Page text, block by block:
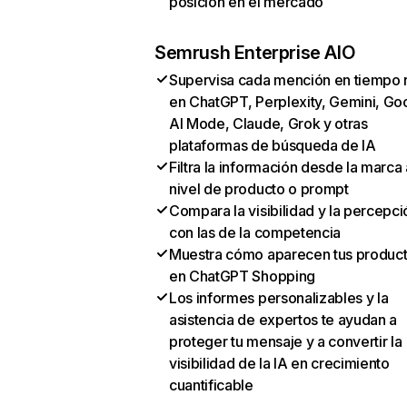
Semrush Enterprise AIO
Supervisa cada mención en tiempo
en ChatGPT, Perplexity, Gemini,
AI Mode, Claude, Grok y otras
plataformas de búsqueda de IA
Filtra la información desde la marca
nivel de producto o prompt
Compara la visibilidad y la
con las de la competencia
Muestra cómo aparecen tus
en ChatGPT Shopping
Los informes personalizables y la
asistencia de expertos te ayudan a
proteger tu mensaje y a convertir la
visibilidad de la IA en crecimiento
cuantificable